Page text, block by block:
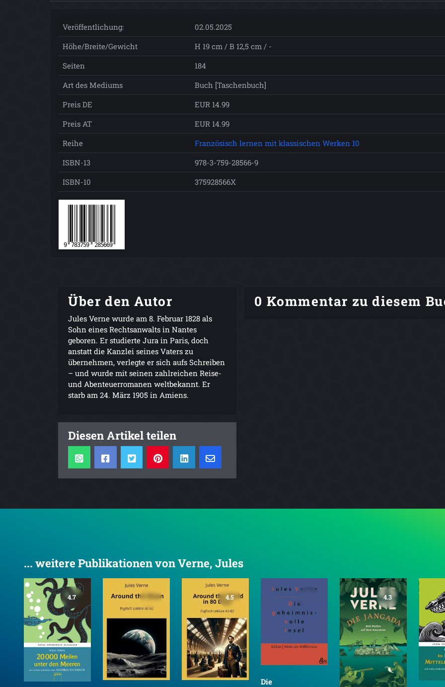
Veröffentlichung:
02.05.2025
Höhe/Breite/Gewicht
H 19 cm / B 12,5 cm / -
Seiten
184
Art des Mediums
Buch [Taschenbuch]
Preis DE
EUR 14.99
Preis AT
EUR 14.99
Reihe
Französisch lernen mit klassischen Werken 10
ISBN-13
978-3-759-28566-9
ISBN-10
375928566X
Über den Autor
Jules Verne wurde am 8. Februar 1828 als
Sohn eines Rechtsanwalts in Nantes
geboren. Er studierte Jura in Paris, doch
anstatt die Kanzlei seines Vaters zu
übernehmen, verlegte er sich aufs Schreiben
– und wurde mit seinen zahlreichen Reise-
und Abenteuerromanen weltbekannt. Er
starb am 24. März 1905 in Amiens.
Diesen Artikel teilen
0 Kommentar zu diesem
... weitere Publikationen von Verne, Jules
4.7 4.5
Die
4.3